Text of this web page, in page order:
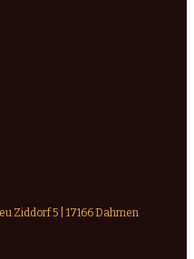
Ziddorf 5 | 17166 Dahmen